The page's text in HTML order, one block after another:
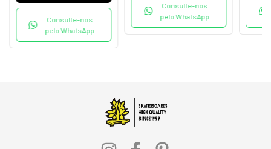
Consulte-nos
pelo WhatsApp
Consulte-nos
pelo WhatsApp